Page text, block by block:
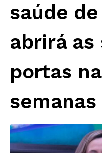
saúde
abrirá as
portas
semanas